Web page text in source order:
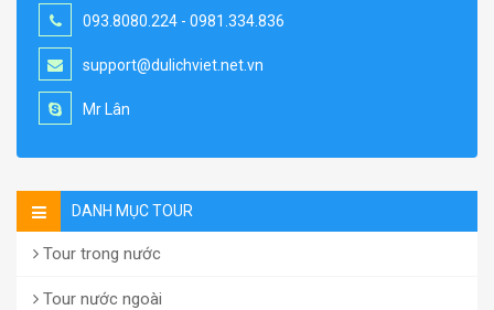
093.8080.224 - 0981.334.836
support@dulichviet.net.vn
Mr Lân
DANH MỤC TOUR
Tour trong nước
Tour nước ngoài